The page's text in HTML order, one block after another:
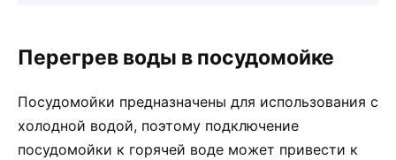
Перегрев воды в посудомойке
Посудомойки предназначены для использования с
холодной водой, поэтому подключение
посудомойки к горячей воде может привести к